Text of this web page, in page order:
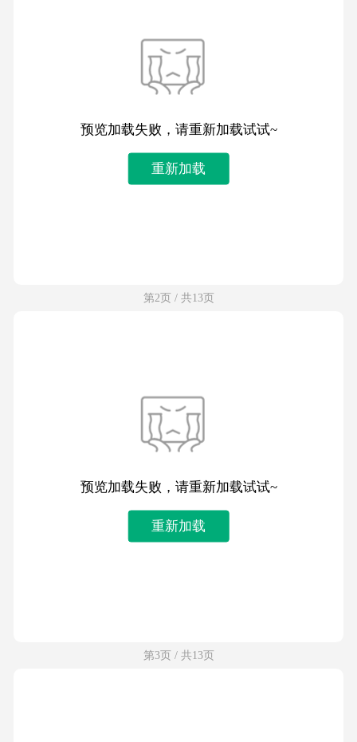
预览加载失败，请重新加载试试~
重新加载
第2页 / 共13页
预览加载失败，请重新加载试试~
重新加载
第3页 / 共13页